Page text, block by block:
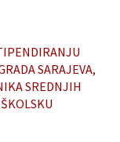
SARAJEVA,
SREDNJIH